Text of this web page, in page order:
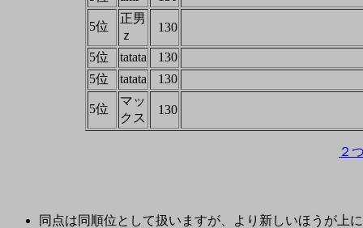
5位
正男
ｚ
130
5位 tatata
130
5位
tatata 130
5位
マッ
クス
130
２
同点は同順位として扱いますが、より新しいほうが上